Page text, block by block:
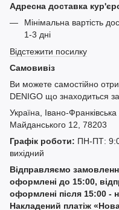
Адресна доставка
Мінімальна вартість
1-3 дні
Відстежити посилку
Самовивіз
Ви можете самостійно
DENIGO що знаходиться
Україна, Івано-
Майданського 12, 78203
Графік роботи: ПН-ПТ:
вихідний
Відправляємо
оформлені до 15:00,
оформлені після 15:00 -
Накладений платіж